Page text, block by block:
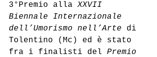
3°Premio alla XXVII
Biennale Internazionale
dell’Umorismo nell’Arte di
Tolentino (Mc) ed è stato
fra i finalisti del Premio